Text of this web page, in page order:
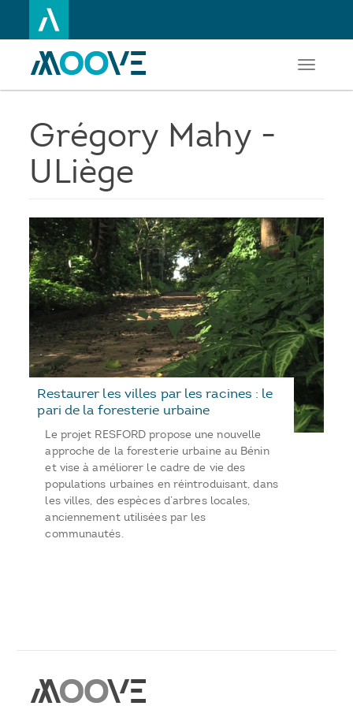
au
principal
Toggle
Grégory Mahy -
ULiège
Restaurer les villes par les racines : le
pari de la foresterie urbaine
Le projet RESFORD propose une nouvelle
approche de la foresterie urbaine au Bénin
et vise à améliorer le cadre de vie des
populations urbaines en réintroduisant, dans
les villes, des espèces d’arbres locales,
anciennement utilisées par les
communautés.